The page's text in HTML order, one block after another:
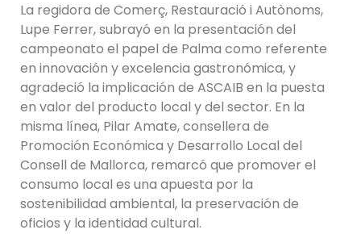
La regidora de Comerç, Restauració i Autònoms,
Lupe Ferrer, subrayó en la presentación del
campeonato el papel de Palma como referente
en innovación y excelencia gastronómica, y
agradeció la implicación de ASCAIB en la puesta
en valor del producto local y del sector. En la
misma línea, Pilar Amate, consellera de
Promoción Económica y Desarrollo Local del
Consell de Mallorca, remarcó que promover el
consumo local es una apuesta por la
sostenibilidad ambiental, la preservación de
oficios y la identidad cultural.